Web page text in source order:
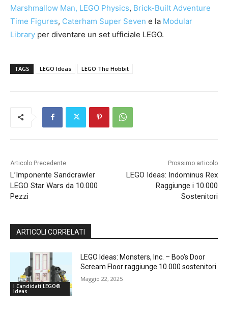
Marshmallow Man, LEGO Physics, Brick-Built Adventure
Time Figures, Caterham Super Seven e la Modular
Library per diventare un set ufficiale LEGO.
TAGS LEGO Ideas LEGO The Hobbit
Articolo Precedente
L’Imponente Sandcrawler
LEGO Star Wars da 10.000
Pezzi
Prossimo articolo
LEGO Ideas: Indominus Rex
Raggiunge i 10.000
Sostenitori
ARTICOLI CORRELATI
I Candidati LEGO®
Ideas
LEGO Ideas: Monsters, Inc. – Boo’s Door
Scream Floor raggiunge 10.000 sostenitori
Maggio 22, 2025